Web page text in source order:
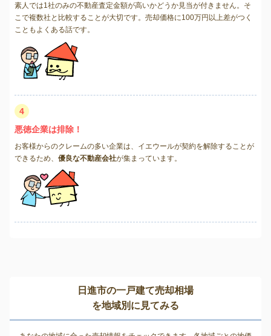
素人では1社のみの不動産査定金額が高いかどうか見当が付きません。そ
こで複数社と比較することが大切です。売却価格に100万円以上差がつく
こともよくある話です。
4
悪徳企業は排除！
お客様からのクレームの多い企業は、イエウールが契約を解除することが
できるため、 優良な不動産会社が集まっています。
日進市の一戸建て売却相場
を地域別に見てみる